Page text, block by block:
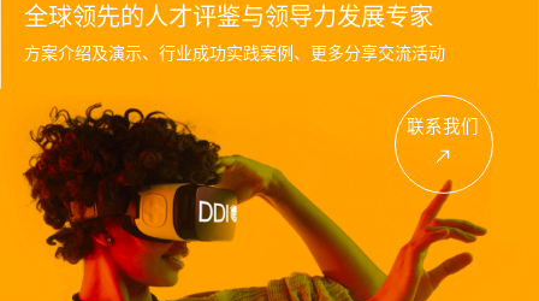
全球领先的人才评鉴与领导力发展专家
方案介绍及演示、行业成功实践案例、更多分享交流活动
联系我们